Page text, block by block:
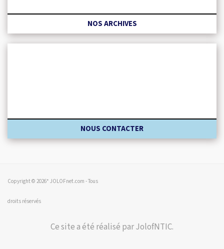
NOS ARCHIVES
NOUS CONTACTER
Copyright © 2026* JOLOFnet.com - Tous
droits réservés
Ce site a été réalisé par JolofNTIC.